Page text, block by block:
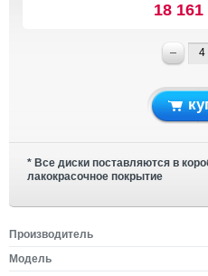
18 161
* Все диски поставляются в
лакокрасочное покрытие
Производитель
Модель